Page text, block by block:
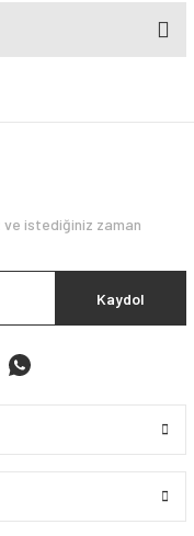
ve istediğiniz zaman
Kaydol